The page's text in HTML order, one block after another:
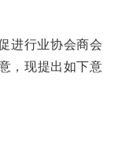
进行业协会商会
，现提出如下意